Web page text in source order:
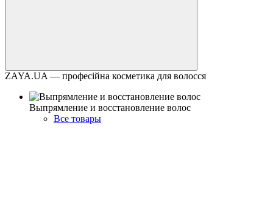
ZAYA.UA — професійна косметика для волосся
Выпрямление и восстановление волос
Все товары